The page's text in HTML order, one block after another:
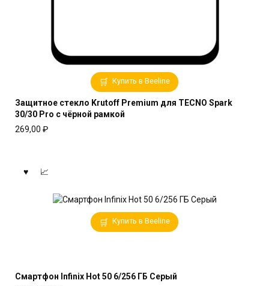
Купить в Beeline
Защитное стекло Krutoff Premium для TECNO Spark
30/30 Pro с чёрной рамкой
269,00 ₽
Купить в Beeline
Смартфон Infinix Hot 50 6/256 ГБ Серый